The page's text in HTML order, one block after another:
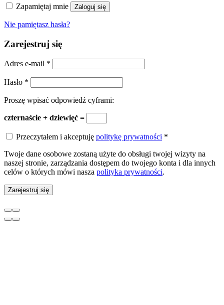
Zapamiętaj mnie Zaloguj się
Nie pamiętasz hasła?
Zarejestruj się
Adres e-mail *
Hasło *
Proszę wpisać odpowiedź cyframi:
czternaście + dziewięć =
Przeczytałem i akceptuję politykę prywatności *
Twoje dane osobowe zostaną użyte do obsługi twojej wizyty na
naszej stronie, zarządzania dostępem do twojego konta i dla innych
celów o których mówi nasza polityka prywatności.
Zarejestruj się